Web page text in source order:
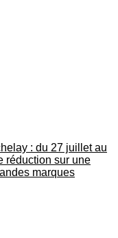
: du 27 juillet au
réduction sur une
marques